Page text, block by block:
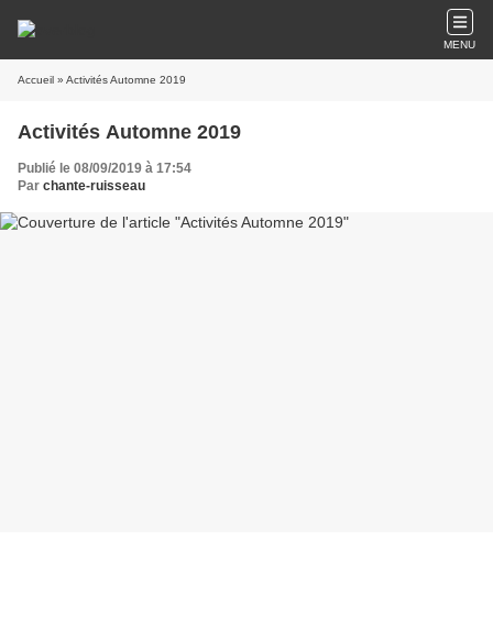
MENU
Accueil » Activités Automne 2019
Activités Automne 2019
Publié le 08/09/2019 à 17:54
Par chante-ruisseau